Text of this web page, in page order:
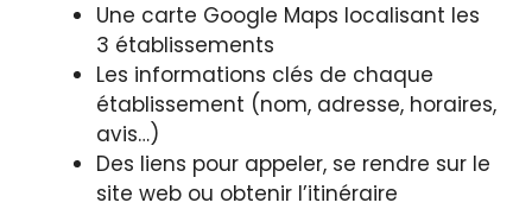
Une carte Google Maps localisant les
3 établissements
Les informations clés de chaque
établissement (nom, adresse, horaires,
avis…)
Des liens pour appeler, se rendre sur le
site web ou obtenir l’itinéraire